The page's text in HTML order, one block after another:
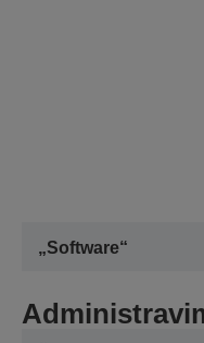
„Software“